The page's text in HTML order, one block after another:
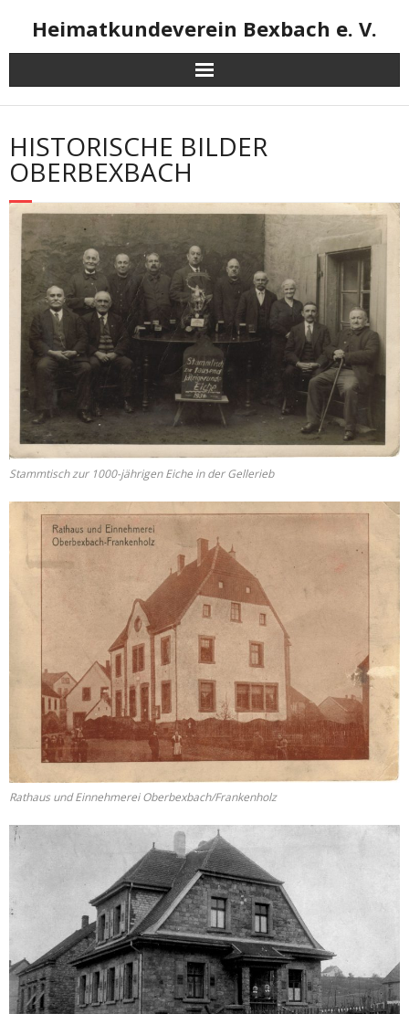
Heimatkundeverein Bexbach e. V.
HISTORISCHE BILDER
OBERBEXBACH
Stammtisch zur 1000-jährigen Eiche in der Gellerieb
Rathaus und Einnehmerei Oberbexbach/Frankenholz